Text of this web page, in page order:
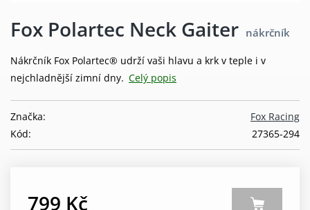
Fox Polartec Neck Gaiter nákrčník
Nákrčník Fox Polartec® udrží vaši hlavu a krk v teple i v
nejchladnější zimní dny. Celý popis
Fox Racing
Značka:
27365-294
Kód:
799 Kč